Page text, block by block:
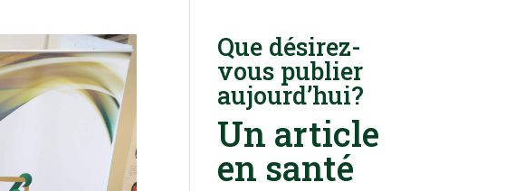
Que désirez-
vous publier
aujourd’hui?
Un article
en santé